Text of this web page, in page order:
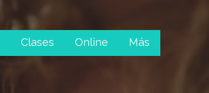
Clases Online Más